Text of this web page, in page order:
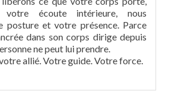
votre écoute intérieure, nous
posture et votre présence. Parce
dans son corps dirige depuis
ne peut lui prendre.
allié. Votre guide. Votre force.